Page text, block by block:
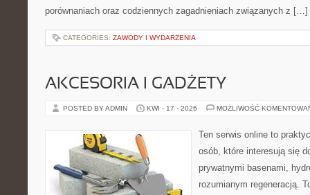
porównaniach oraz codziennych zagadnieniach związanych z […]
CATEGORIES: ZAWODY I WYDARZENIA
AKCESORIA I GADŻETY
POSTED BY ADMIN KWI - 17 - 2026 MOŻLIWOŚĆ
Ten serwis online to
osób, które interesują się
prywatnymi basenami,
rozumianym regeneracją.